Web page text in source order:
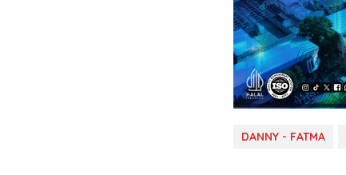
DANNY - FATMA